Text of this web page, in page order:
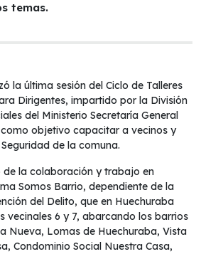
temas.
la última sesión del Ciclo de Talleres
Dirigentes, impartido por la División
del Ministerio Secretaría General
objetivo capacitar a vecinos y
de la comuna.
de la colaboración y trabajo en
Somos Barrio, dependiente de la
del Delito, que en Huechuraba
vecinales 6 y 7, abarcando los barrios
Nueva, Lomas de Huechuraba, Vista
Condominio Social Nuestra Casa,